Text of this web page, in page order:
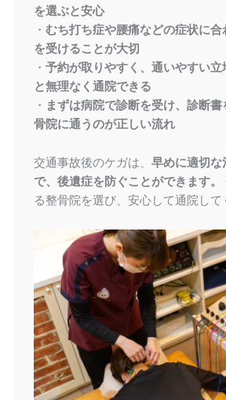
を選ぶと安心
・ むち打ち症や腰痛などの症状に
を受けることが大切
・ 予約が取りやすく、通いやすい
と無理なく通院できる
・ まずは病院で診断を受け、診断
骨院に通うのが正しい流れ
交通事故後のケガは、 早めに適切な
で、後遺症を防ぐことができます。
る整骨院を選び、安心して通院して